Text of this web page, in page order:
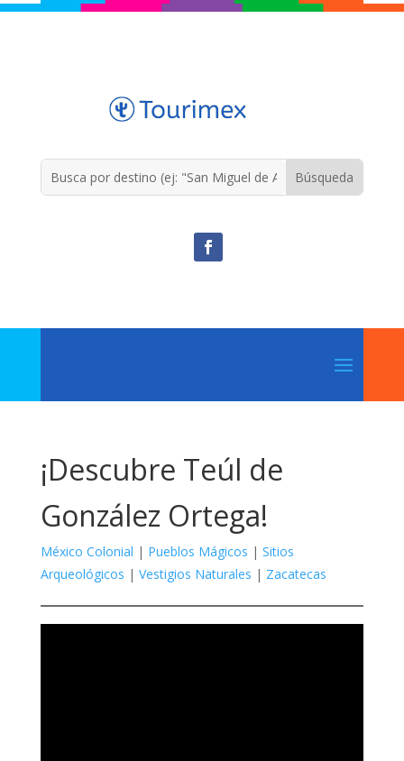
¡Descubre Teúl de
González Ortega!
México Colonial | Pueblos Mágicos | Sitios
Arqueológicos | Vestigios Naturales | Zacatecas